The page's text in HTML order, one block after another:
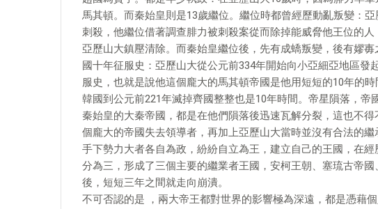
馬其頓。而秦始皇則是13歲繼位。繼位時都曾經歷動亂叛變：
刺殺，他繼位借著調查腓力被刺殺案從而除掉能威脅他王位的
亞歷山大鎮壓清除。而秦始皇繼位後，先有成蟜叛變，後有嫪
國十年征服史：亞歷山大從公元前334年開始向小亞細亞地區發
服史，也就是說他這個龐大的馬其頓帝國是他用短短的10年的
韓國到公元前221年滅掉齊國整整也是10年時間。帝星隕落，帝
秦始皇的大秦帝國，都是在他們隕落後迅速瓦解分裂，這也不
個龐大的帝國失去領導者，再加上亞歷山大當時並沒有合法的
手下勢力大者各自為政，紛紛自立為王，建立自己的王國，在
分為三，形成了三個主要的繼業者王國，安柯王朝、塞琉古帝
後，短短三年之間就走向崩潰。
不可否認的是 ，兩大帝王都對世界的影響極為深遠，都是憑藉